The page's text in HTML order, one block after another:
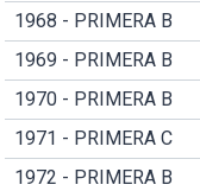
1968 - PRIMERA B
1969 - PRIMERA B
1970 - PRIMERA B
1971 - PRIMERA C
1972 - PRIMERA B